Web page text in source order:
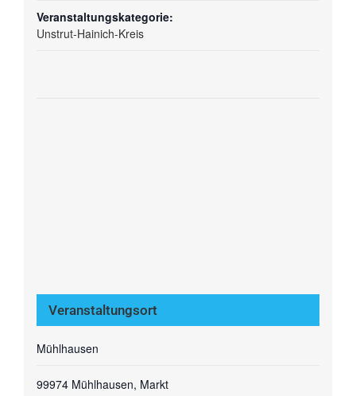
Veranstaltungskategorie:
Unstrut-Hainich-Kreis
Veranstaltungsort
Mühlhausen
99974 Mühlhausen, Markt